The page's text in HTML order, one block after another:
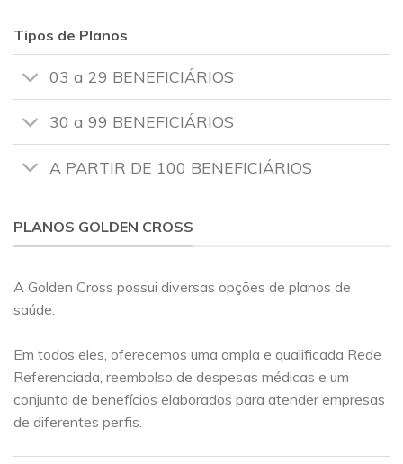
Tipos de Planos
03 a 29 BENEFICIÁRIOS
30 a 99 BENEFICIÁRIOS
A PARTIR DE 100 BENEFICIÁRIOS
PLANOS GOLDEN CROSS
A Golden Cross possui diversas opções de planos de
saúde.
Em todos eles, oferecemos uma ampla e qualificada Rede
Referenciada, reembolso de despesas médicas e um
conjunto de benefícios elaborados para atender empresas
de diferentes perfis.